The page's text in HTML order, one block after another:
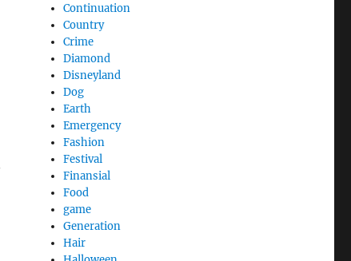
Continuation
Country
Crime
Diamond
Disneyland
Dog
Earth
Emergency
Fashion
Festival
Finansial
Food
game
Generation
Hair